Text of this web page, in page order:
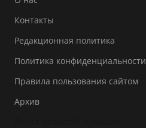
Контакты
Редакционная политика
Политика конфиденциальности
Правила пользования сайтом
Архив